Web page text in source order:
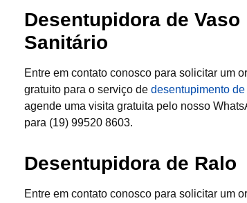
Desentupidora de Vaso
Sanitário
Entre em contato conosco para solicitar um
gratuito para o serviço dedesentupimento
agende uma visita gratuita pelo nosso
para (19) 99520 8603.
Desentupidora de Ralo
Entre em contato conosco para solicitar um